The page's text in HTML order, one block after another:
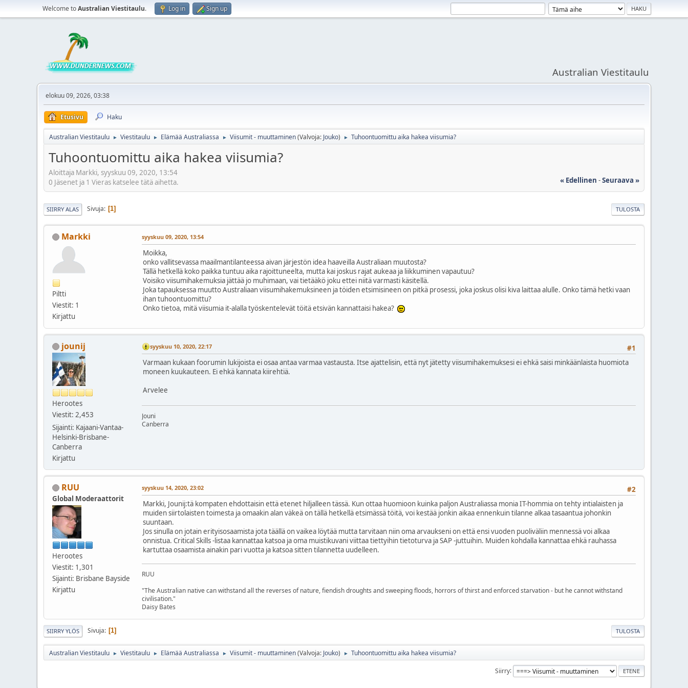
Welcome toAustralian Viestitaulu. Log in Sign up
Australian Viestitaulu
elokuu 09, 2026, 03:38
Etusivu Haku
Australian Viestitaulu ► Viestitaulu ► Elämää Australiassa ► Viisumit - muuttaminen(Valvoja: Jouko) ► Tuhoontuomittu aika hakea viisumia?
Tuhoontuomittu aika hakea viisumia?
Aloittaja Markki, syyskuu 09, 2020, 13:54
« Edellinen -Seuraava »
0 Jäsenet ja 1 Vieras katselee tätä aihetta.
TULOSTA
SIIRRY ALAS Sivuja 1
Markki
Piltti
Viestit: 1
Kirjattu
syyskuu 09, 2020, 13:54
Moikka,
onko vallitsevassa maailmantilanteessa aivan järjestön idea haaveilla Australiaan muutosta?
Tällä hetkellä koko paikka tuntuu aika rajoittuneelta, mutta kai joskus rajat aukeaa ja liikkuminen vapautuu?
Voisiko viisumihakemuksia jättää jo muhimaan, vai tietääkö joku ettei niitä varmasti käsitellä.
Joka tapauksessa muutto Australiaan viisumihakemuksineen ja töiden etsimisineen on pitkä prosessi, joka joskus olisi kiva laittaa alulle. Onko tämä hetki vaan
ihan tuhoontuomittu?
Onko tietoa, mitä viisumia it-alalla työskentelevät töitä etsivän kannattaisi hakea?
jounij
Herootes
Viestit: 2,453
Sijainti: Kajaani-Vantaa-
Helsinki-Brisbane-
Canberra
Kirjattu
#1
syyskuu 10, 2020, 22:17
Varmaan kukaan foorumin lukijoista ei osaa antaa varmaa vastausta. Itse ajattelisin, että nyt jätetty viisumihakemuksesi ei ehkä saisi minkäänlaista huomiota
moneen kuukauteen. Ei ehkä kannata kiirehtiä.
Arvelee
Jouni
Canberra
RUU
Global Moderaattorit
Herootes
Viestit: 1,301
Sijainti: Brisbane Bayside
Kirjattu
#2
syyskuu 14, 2020, 23:02
Markki, Jounij:tä kompaten ehdottaisin että etenet hiljalleen tässä. Kun ottaa huomioon kuinka paljon Australiassa monia IT-hommia on tehty intialaisten ja
muiden siirtolaisten toimesta ja omaakin alan väkeä on tällä hetkellä etsimässä töitä, voi kestää jonkin aikaa ennenkuin tilanne alkaa tasaantua johonkin
suuntaan.
Jos sinulla on jotain erityisosaamista jota täällä on vaikea löytää mutta tarvitaan niin oma arvaukseni on että ensi vuoden puoliväliin mennessä voi alkaa
onnistua. Critical Skills -listaa kannattaa katsoa ja oma muistikuvani viittaa tiettyihin tietoturva ja SAP -juttuihin. Muiden kohdalla kannattaa ehkä rauhassa
kartuttaa osaamista ainakin pari vuotta ja katsoa sitten tilannetta uudelleen.
RUU
"The Australian native can withstand all the reverses of nature, fiendish droughts and sweeping floods, horrors of thirst and enforced starvation - but he cannot withstand
civilisation."
Daisy Bates
TULOSTA
SIIRRY YLÖS Sivuja 1
Australian Viestitaulu ► Viestitaulu ► Elämää Australiassa ► Viisumit - muuttaminen(Valvoja: Jouko) ► Tuhoontuomittu aika hakea viisumia?
Siirry